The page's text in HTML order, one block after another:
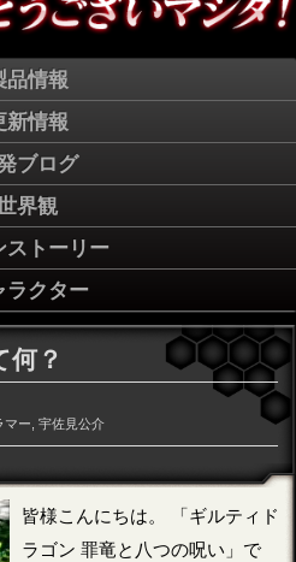
品情報
新情報
ブログ
界観
ストーリー
ラクター
何？
マー 宇佐見公介
皆様こんにちは。 「ギルティド
ラゴン 罪竜と八つの呪い」で